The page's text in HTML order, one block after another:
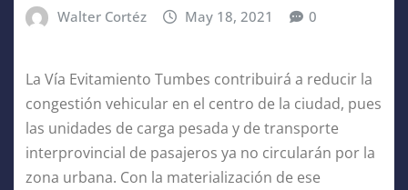
Walter Cortéz May 18, 2021 0
La Vía Evitamiento Tumbes contribuirá a reducir la
congestión vehicular en el centro de la ciudad, pues
las unidades de carga pesada y de transporte
interprovincial de pasajeros ya no circularán por la
zona urbana. Con la materialización de ese